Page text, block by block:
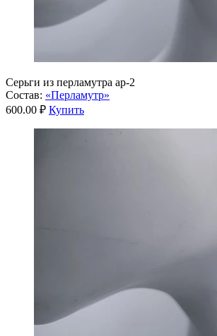
Серьги из перламутра ар-2
Состав: «Перламутр»
600.00 ₽ Купить